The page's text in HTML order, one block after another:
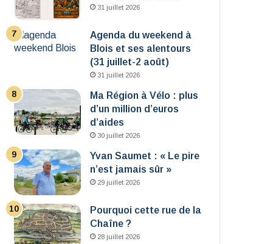
31 juillet 2026
Agenda du weekend à
Blois et ses alentours
(31 juillet-2 août)
31 juillet 2026
Ma Région à Vélo : plus
d’un million d’euros
d’aides
30 juillet 2026
Yvan Saumet : « Le pire
n’est jamais sûr »
29 juillet 2026
Pourquoi cette rue de la
Chaîne ?
28 juillet 2026